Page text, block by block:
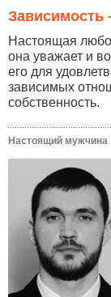
Зависимость
Настоящая
она уважает и
его для
зависимых
собственность.
Настоящий мужчина